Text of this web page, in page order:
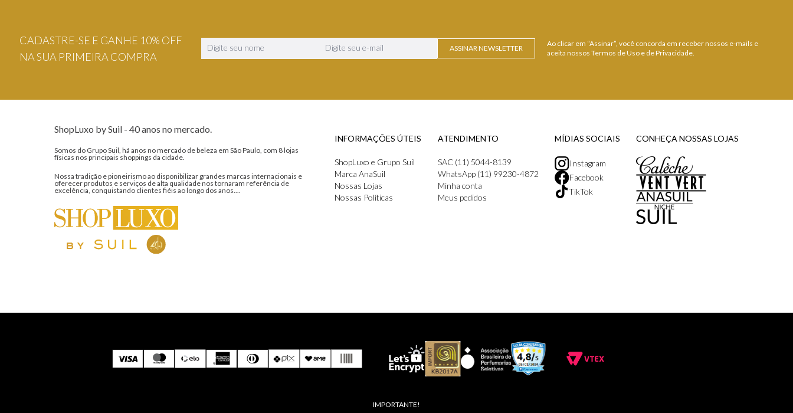
CADASTRE-SE E GANHE 10% OFF
NA SUA PRIMEIRA COMPRA
ASSINAR NEWSLETTER
Ao clicar em “Assinar”, você concorda em receber nossos e-mails e
aceita nossos Termos de Uso e de Privacidade.
ShopLuxo by Suil - 40 anos no mercado.
Somos do Grupo Suil, há anos no mercado de beleza em São Paulo, com 8 lojas
físicas nos principais shoppings da cidade.
Nossa tradição e pioneirismo ao disponibilizar grandes marcas internacionais e
oferecer produtos e serviços de alta qualidade nos tornaram referência de
excelência, conquistando clientes fiéis ao longo dos anos....
INFORMAÇÕES ÚTEIS
ShopLuxo e Grupo Suil
Marca AnaSuil
Nossas Lojas
Nossas Políticas
ATENDIMENTO
SAC (11) 5044-8139
WhatsApp (11) 99230-4872
Minha conta
Meus pedidos
MÍDIAS SOCIAIS
Instagram
Facebook
TikTok
CONHEÇA NOSSAS LOJAS
IMPORTANTE!